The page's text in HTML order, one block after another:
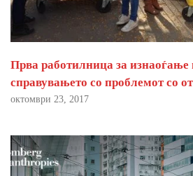
Прва работилница за изнаоѓање
справувањето со проблемот со
октомври 23, 2017